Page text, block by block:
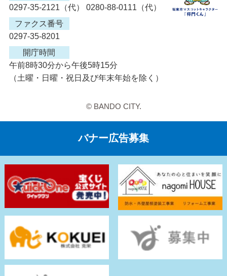
0297-35-2121（代） 0280-88-0111（代）
ファクス番号
0297-35-8201
開庁時間
午前8時30分から午後5時15分
（土曜・日曜・祝日及び年末年始を除く）
© BANDO CITY.
バナー広告募集